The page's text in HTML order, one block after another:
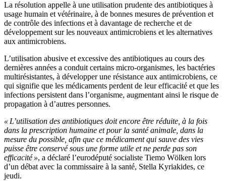
La résolution appelle à une utilisation prudente des antibiotiques à
usage humain et vétérinaire, à de bonnes mesures de prévention et
de contrôle des infections et à davantage de recherche et de
développement sur les nouveaux antimicrobiens et les alternatives
aux antimicrobiens.
L’utilisation abusive et excessive des antibiotiques au cours des
dernières années a conduit certains micro-organismes, les bactéries
multirésistantes, à développer une résistance aux antimicrobiens, ce
qui signifie que les médicaments perdent de leur efficacité et que les
infections persistent dans l’organisme, augmentant ainsi le risque de
propagation à d’autres personnes.
« L’utilisation des antibiotiques doit encore être réduite, à la fois
dans la prescription humaine et pour la santé animale, dans la
mesure du possible, afin que ce médicament qui sauve des vies
puisse être conservé sous une forme utile et ne perde pas son
efficacité », a déclaré l’eurodéputé socialiste Tiemo Wölken lors
d’un débat avec la commissaire à la santé, Stella Kyriakides, ce
jeudi.